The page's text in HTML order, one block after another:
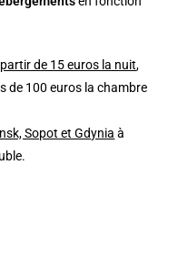
de 15 euros la nuit,
de 100 euros la chambre
Sopot et Gdynia à